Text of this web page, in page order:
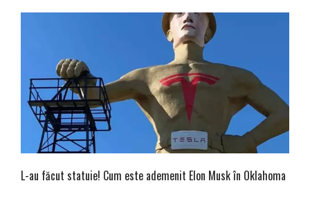
L-au făcut statuie! Cum este ademenit Elon Musk în Oklahoma